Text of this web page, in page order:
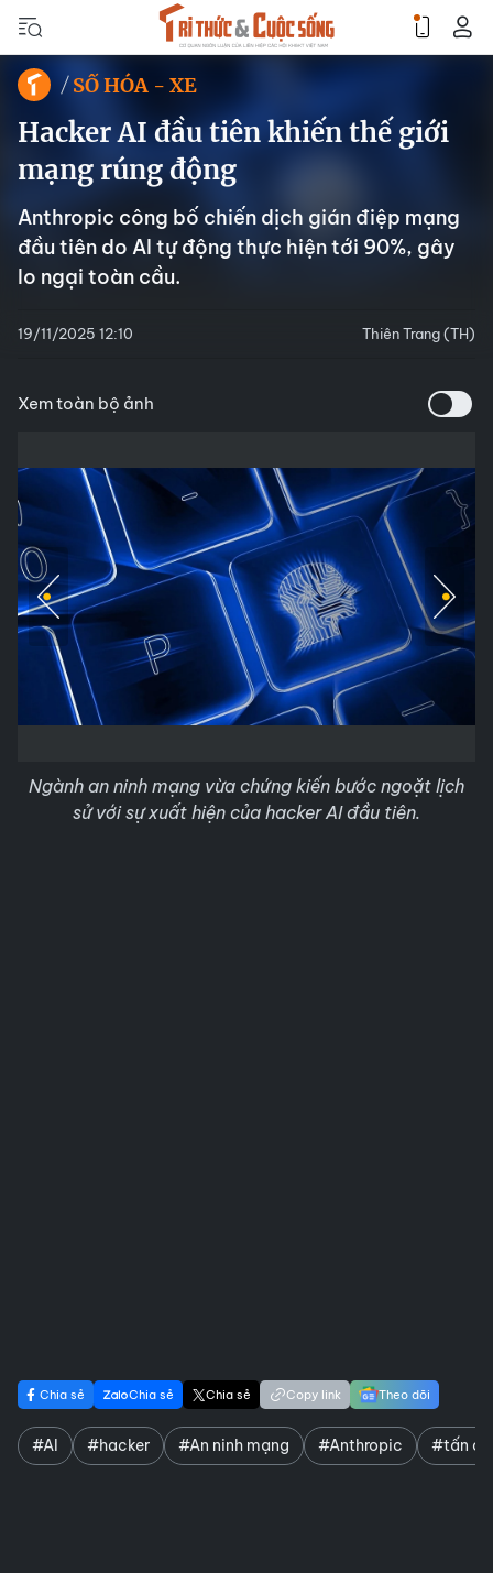
SỐ HÓA - XE
Hacker AI đầu tiên khiến thế giới
mạng rúng động
Anthropic công bố chiến dịch gián điệp mạng
đầu tiên do AI tự động thực hiện tới 90%, gây
lo ngại toàn cầu.
19/11/2025 12:10 Thiên Trang (TH)
Xem toàn bộ ảnh
Ngành an ninh mạng vừa chứng kiến bước ngoặt lịch
sử với sự xuất hiện của hacker AI đầu tiên.
Chia sẻ Chia sẻ Chia sẻ Copy link Theo dõi
#AI #hacker #An ninh mạng #Anthropic #tấn